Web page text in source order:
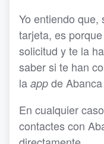
Yo entiendo que,
tarjeta, es
solicitud y te la
saber si te han
la app de
En cualquier
contactes con